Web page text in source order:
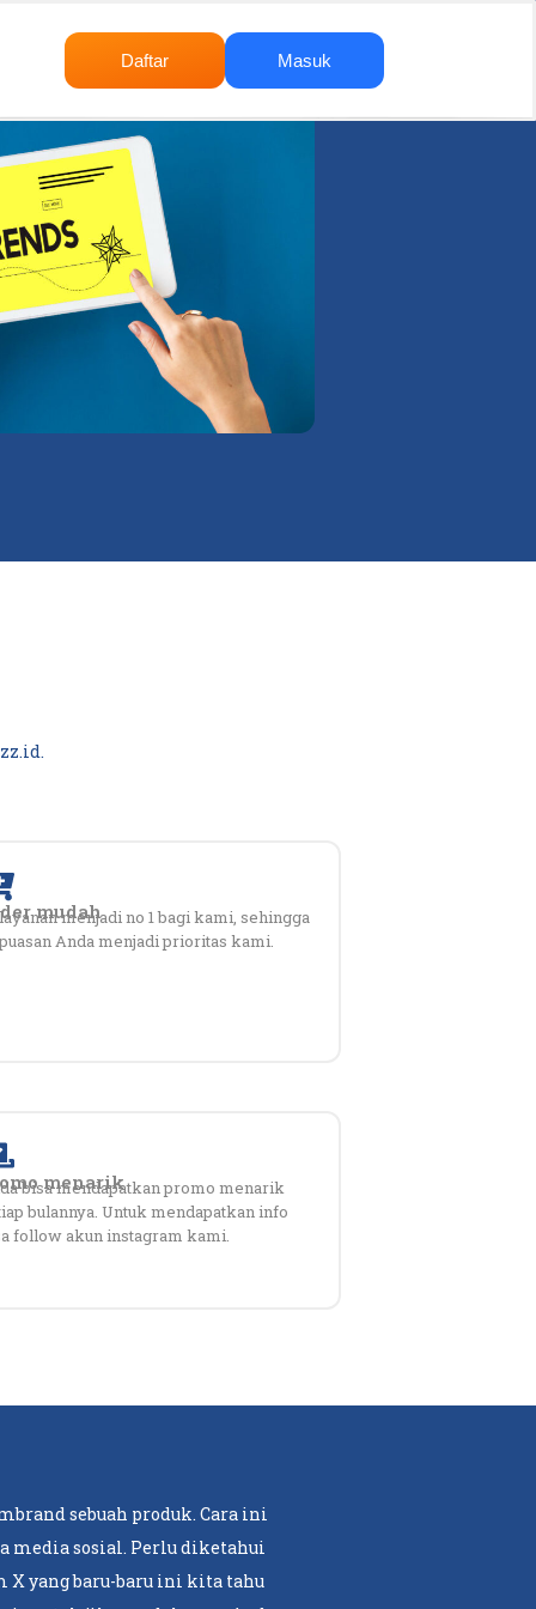
Daftar Masuk
mudah
menjadi no 1 bagi kami, sehingga
Anda menjadi prioritas kami.
menarik
bisa mendapatkan promo menarik
bulannya. Untuk mendapatkan info
follow akun instagram kami.
sebuah produk. Cara ini
media sosial. Perlu diketahui
yang baru-baru ini kita tahu